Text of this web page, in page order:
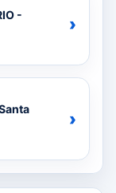
-
›
›